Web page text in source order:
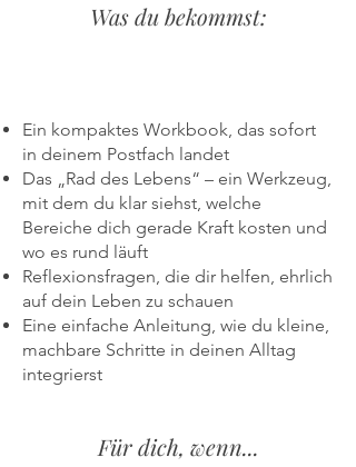
Was du bekommst:
Ein kompaktes Workbook, das sofort
in deinem Postfach landet
Das „Rad des Lebens“ – ein Werkzeug,
mit dem du klar siehst, welche
Bereiche dich gerade Kraft kosten und
wo es rund läuft
Reflexionsfragen, die dir helfen, ehrlich
auf dein Leben zu schauen
Eine einfache Anleitung, wie du kleine,
machbare Schritte in deinen Alltag
integrierst
Für dich, wenn...